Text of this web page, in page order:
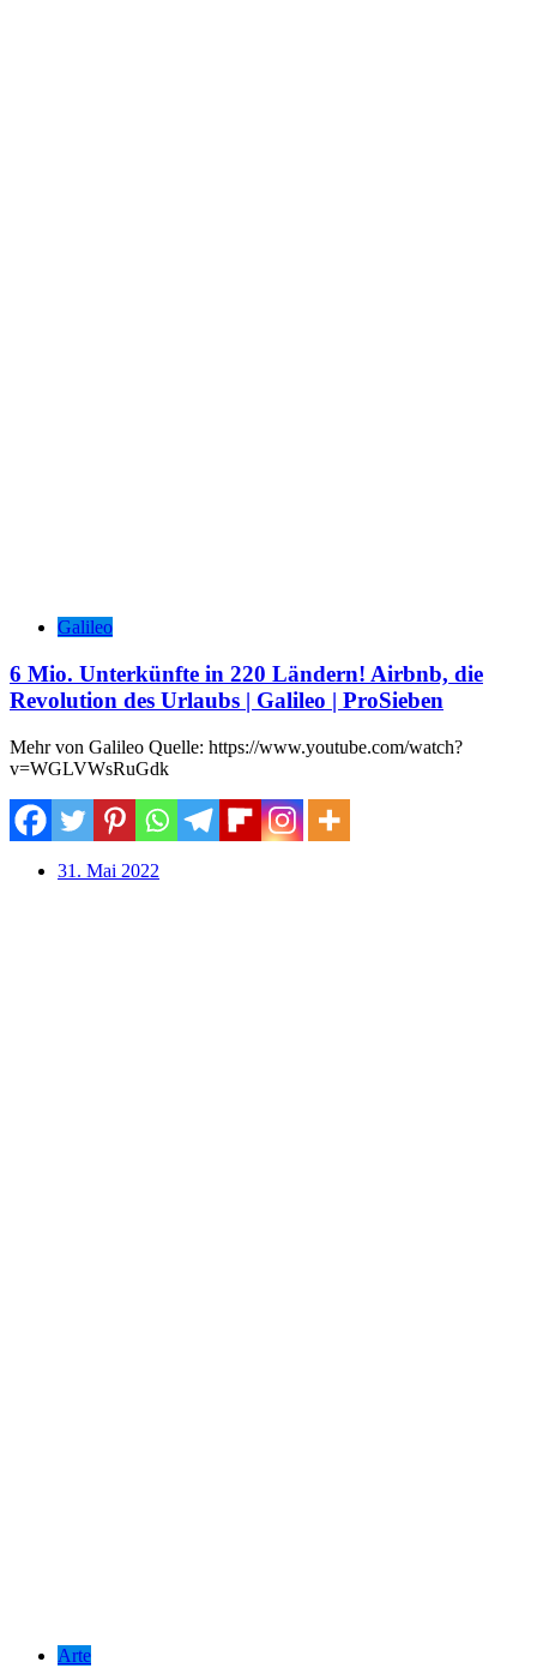
Galileo
6 Mio. Unterkünfte in 220 Ländern! Airbnb, die
Revolution des Urlaubs | Galileo | ProSieben
Mehr von Galileo Quelle: https://www.youtube.com/watch?
v=WGLVWsRuGdk
31. Mai 2022
Arte